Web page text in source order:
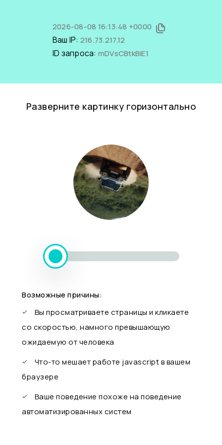
2026-08-08 16:13:48 +0000
Ваш IP: 216.73.217.12
ID запроса: mDVsCBtkBiE1
Разверните картинку горизонтально
Возможные причины:
Вы просматриваете страницы и кликаете
со скоростью, намного превышающую
ожидаемую от человека
Что-то мешает работе javascript в вашем
браузере
Ваше поведение похоже на поведение
автоматизированных систем